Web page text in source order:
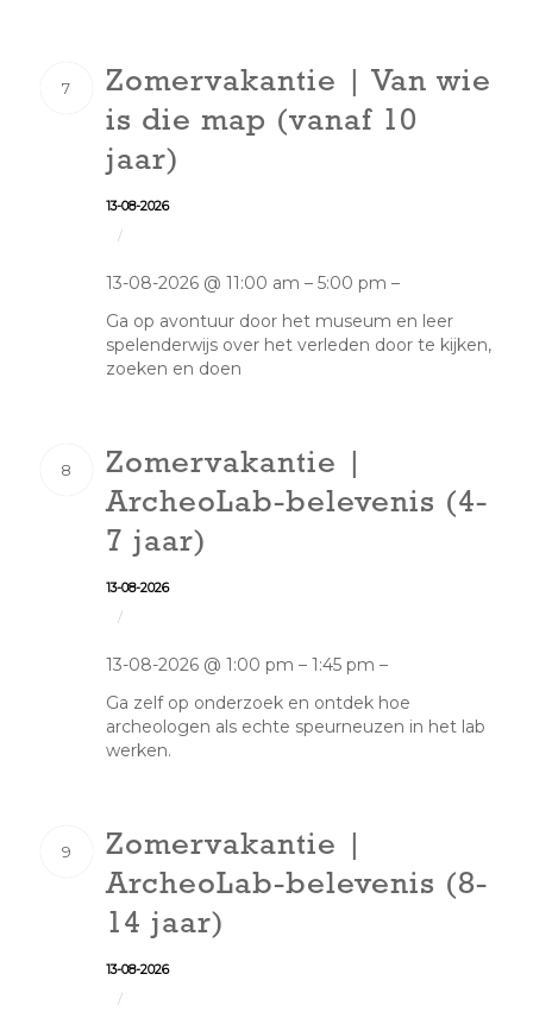
7
Zomervakantie | Van wie
is die map (vanaf 10
jaar)
13-08-2026
/
13-08-2026 @ 11:00 am – 5:00 pm –
Ga op avontuur door het museum en leer
spelenderwijs over het verleden door te kijken,
zoeken en doen
8
Zomervakantie |
ArcheoLab-belevenis (4-
7 jaar)
13-08-2026
/
13-08-2026 @ 1:00 pm – 1:45 pm –
Ga zelf op onderzoek en ontdek hoe
archeologen als echte speurneuzen in het lab
werken.
9
Zomervakantie |
ArcheoLab-belevenis (8-
14 jaar)
13-08-2026
/